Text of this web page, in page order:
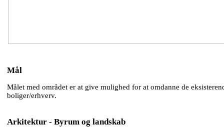
Mål
Målet med området er at give mulighed for at omdanne de
boliger/erhverv.
Arkitektur - Byrum og landskab